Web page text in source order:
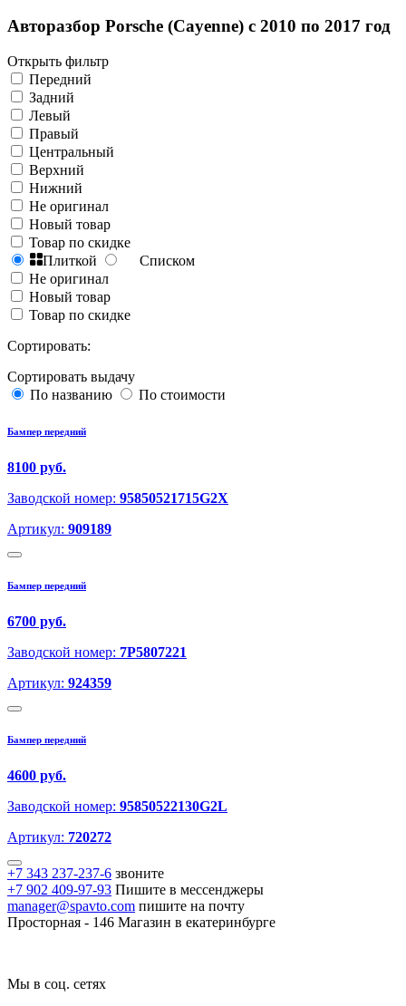
Авторазбор Porsche (Cayenne) с 2010 по 2017 год
Открыть фильтр
Передний
Задний
Левый
Правый
Центральный
Верхний
Нижний
Не оригинал
Новый товар
Товар по скидке
Плиткой
Списком
Не оригинал
Новый товар
Товар по скидке
Сортировать:
Сортировать выдачу
По названию
По стоимости
Бампер передний
8100 руб.
Заводской номер: 95850521715G2X
Артикул: 909189
Бампер передний
6700 руб.
Заводской номер: 7P5807221
Артикул: 924359
Бампер передний
4600 руб.
Заводской номер: 95850522130G2L
Артикул: 720272
+7 343 237-237-6 звоните
+7 902 409-97-93 Пишите в мессенджеры
manager@spavto.com пишите на почту
Просторная - 146 Магазин в екатеринбурге
Мы в соц. сетях